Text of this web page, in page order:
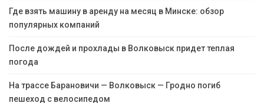
Где взять машину в аренду на месяц в Минске: обзор
популярных компаний
После дождей и прохлады в Волковыск придет теплая
погода
На трассе Барановичи — Волковыск — Гродно погиб
пешеход с велосипедом